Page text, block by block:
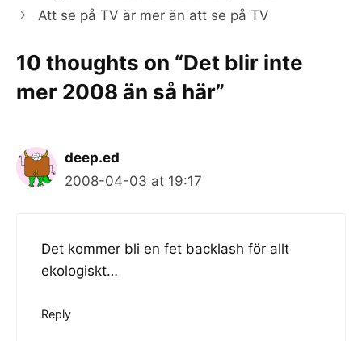
Att se på TV är mer än att se på TV
10 thoughts on “Det blir inte
mer 2008 än så här”
deep.ed
2008-04-03 at 19:17
Det kommer bli en fet backlash för allt
ekologiskt…
Reply